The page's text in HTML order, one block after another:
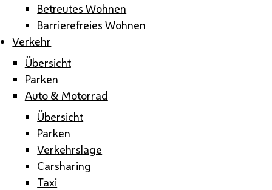
Betreutes Wohnen
Barrierefreies Wohnen
Verkehr
Übersicht
Parken
Auto & Motorrad
Übersicht
Parken
Verkehrslage
Carsharing
Taxi